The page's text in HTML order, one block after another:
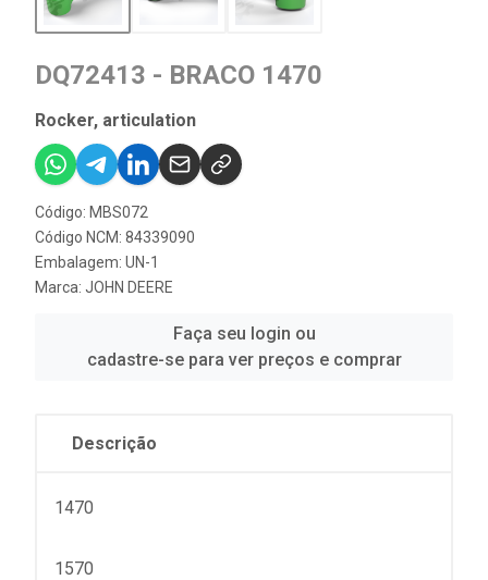
DQ72413 - BRACO 1470
Rocker, articulation
Código: MBS072
Código NCM: 84339090
Embalagem: UN-1
Marca: JOHN DEERE
Faça seu login ou
cadastre-se para ver preços e comprar
Descrição
1470
1570